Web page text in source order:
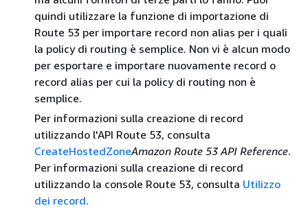
quindi utilizzare la funzione di importazione di
Route 53 per importare record non alias per i quali
la policy di routing è semplice. Non vi è alcun modo
per esportare e importare nuovamente record o
record alias per cui la policy di routing non è
semplice.
Per informazioni sulla creazione di record
utilizzando l'API Route 53, consulta
CreateHostedZoneAmazon Route 53 API Reference.
Per informazioni sulla creazione di record
utilizzando la console Route 53, consulta Utilizzo
dei record.